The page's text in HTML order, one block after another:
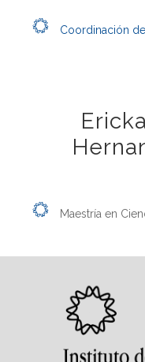
Coordinación
Maestría en